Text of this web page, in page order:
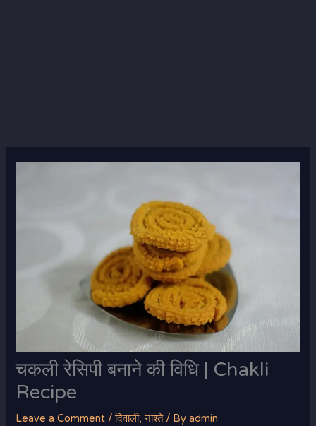
चकली रेसिपी बनाने की विधि | Chakli
Recipe
Leave a Comment /दिवाली,नाश्ते/ Byadmin